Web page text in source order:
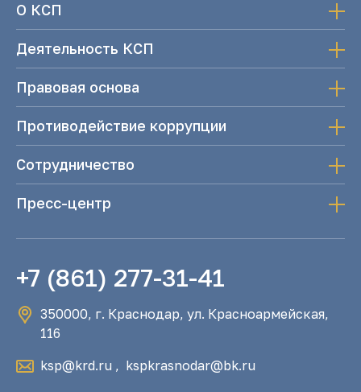
О КСП
Деятельность КСП
Правовая основа
Противодействие коррупции
Сотрудничество
Пресс-центр
+7 (861) 277-31-41
350000, г. Краснодар, ул. Красноармейская,
116
ksp@krd.ru , kspkrasnodar@bk.ru